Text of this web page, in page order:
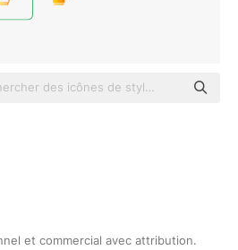
et commercial avec attribution.